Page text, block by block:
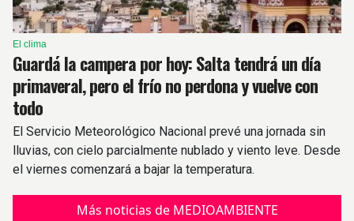
El clima
Guardá la campera por hoy: Salta tendrá un día
primaveral, pero el frío no perdona y vuelve con
todo
El Servicio Meteorológico Nacional prevé una jornada sin
lluvias, con cielo parcialmente nublado y viento leve. Desde
el viernes comenzará a bajar la temperatura.
Más noticias de MEDIOAMBIENTE